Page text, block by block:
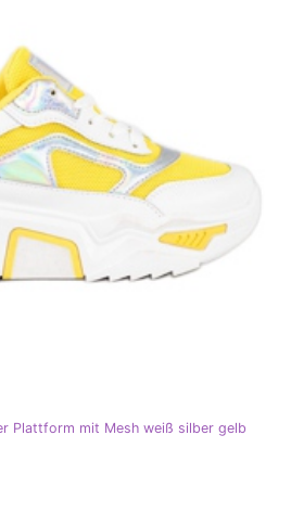
Plattform mit Mesh weiß silber gelb